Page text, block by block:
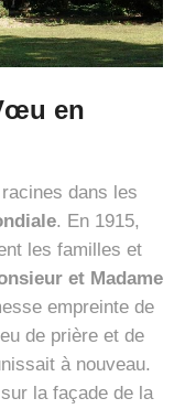
en
dans les
. En 1915,
les familles et
et Madame
empreinte de
de prière et de
à nouveau.
la façade de la